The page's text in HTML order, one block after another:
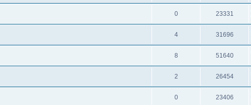
0 23331
4 31696
8 51640
2 26454
0 23406